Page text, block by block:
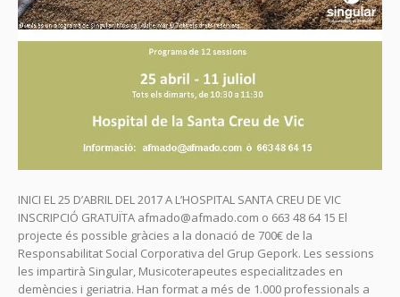
INICI EL 25 D’ABRIL DEL 2017 A L’HOSPITAL SANTA CREU DE VIC
INSCRIPCIÓ GRATUÏTA afmado@afmado.com o 663 48 64 15 El
projecte és possible gràcies a la donació de 700€ de la
Responsabilitat Social Corporativa del Grup Gepork. Les sessions
les impartirà Singular, Musicoterapeutes especialitzades en
demències i geriatria. Han format a més de 1.000 professionals a